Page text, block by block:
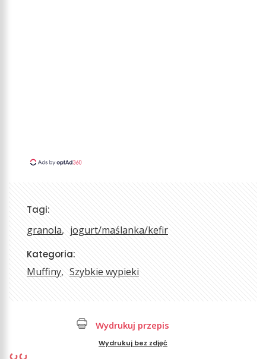
Tagi:
granola jogurt/maślanka/kefir
Kategoria:
Muffiny Szybkie wypieki
Wydrukuj przepis
Wydrukuj bez zdjęć